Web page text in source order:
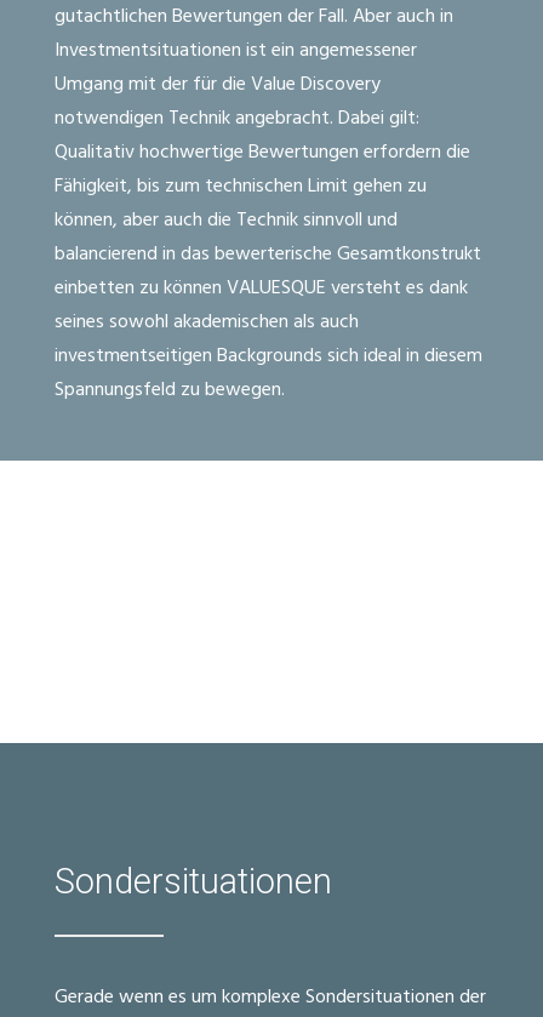
gutachtlichen Bewertungen der Fall. Aber auch in
Investmentsituationen ist ein angemessener
Umgang mit der für die Value Discovery
notwendigen Technik angebracht. Dabei gilt:
Qualitativ hochwertige Bewertungen erfordern die
Fähigkeit, bis zum technischen Limit gehen zu
können, aber auch die Technik sinnvoll und
balancierend in das bewerterische Gesamtkonstrukt
einbetten zu können VALUESQUE versteht es dank
seines sowohl akademischen als auch
investmentseitigen Backgrounds sich ideal in diesem
Spannungsfeld zu bewegen.
Sondersituationen
Gerade wenn es um komplexe Sondersituationen der